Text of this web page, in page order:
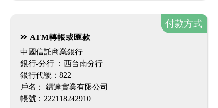
付款方式
ATM轉帳或匯款
中國信託商業銀行
銀行-分行 ：西台南分行
銀行代號：822
戶名： 鐳達實業有限公司
帳號：222118242910